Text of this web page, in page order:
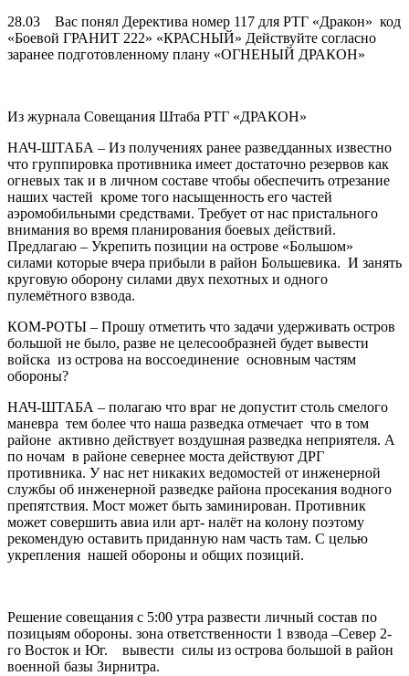
28.03 Вас понял Деректива номер 117 для РТГ «Дракон» код
«Боевой ГРАНИТ 222» «КРАСНЫЙ» Действуйте согласно
заранее подготовленному плану «ОГНЕНЫЙ ДРАКОН»
Из журнала Совещания Штаба РТГ «ДРАКОН»
НАЧ-ШТАБА – Из получениях ранее разведданных известно
что группировка противника имеет достаточно резервов как
огневых так и в личном составе чтобы обеспечить отрезание
наших частей кроме того насыщенность его частей
аэромобильными средствами. Требует от нас пристального
внимания во время планирования боевых действий.
Предлагаю – Укрепить позиции на острове «Большом»
силами которые вчера прибыли в район Большевика. И занять
круговую оборону силами двух пехотных и одного
пулемётного взвода.
КОМ-РОТЫ – Прошу отметить что задачи удерживать остров
большой не было, разве не целесообразней будет вывести
войска из острова на воссоединение основным частям
обороны?
НАЧ-ШТАБА – полагаю что враг не допустит столь смелого
маневра тем более что наша разведка отмечает что в том
районе активно действует воздушная разведка неприятеля. А
по ночам в районе севернее моста действуют ДРГ
противника. У нас нет никаких ведомостей от инженерной
службы об инженерной разведке района просекания водного
препятствия. Мост может быть заминирован. Противник
может совершить авиа или арт- налёт на колону поэтому
рекомендую оставить приданную нам часть там. С целью
укрепления нашей обороны и общих позиций.
Решение совещания с 5:00 утра развести личный состав по
позицыям обороны. зона ответственности 1 взвода –Север 2-
го Восток и Юг. вывести силы из острова большой в район
военной базы Зирнитра.